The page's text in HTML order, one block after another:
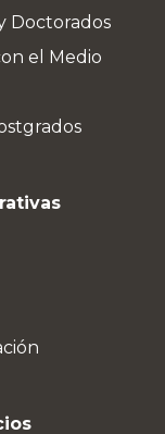
Doctorados
el Medio